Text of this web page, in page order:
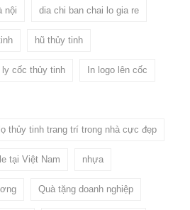
nội dia chi ban chai lo gia re
hũ thủy tinh
ly cốc thủy tinh In logo lên cốc
thủy tinh trang trí trong nhà cực đẹp
tại Việt Nam nhựa
Quà tặng doanh nghiệp